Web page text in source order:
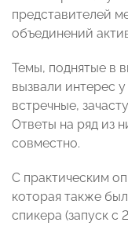
представителей
объединений
Темы, поднятые в
вызвали интерес
встречные,
Ответы на ряд из
совместно.
С практическим
которая также
спикера (запуск с